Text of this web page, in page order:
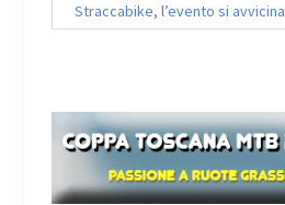
Straccabike, l’evento si avvicina